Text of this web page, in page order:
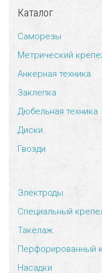
Каталог
Саморезы
Метрический
Анкерная техника
Заклепка
Дюбельная техника
Диски
Гвозди
Электроды
Специальный
Такелаж
Перфорированный
Насадки